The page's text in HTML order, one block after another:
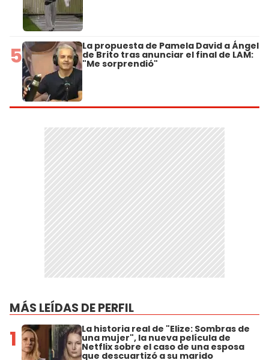
5 La propuesta de Pamela David a Ángel
de Brito tras anunciar el final de LAM:
"Me sorprendió"
MÁS LEÍDAS DE PERFIL
1 La historia real de "Elize: Sombras de
una mujer", la nueva película de
Netflix sobre el caso de una esposa
que descuartizó a su marido